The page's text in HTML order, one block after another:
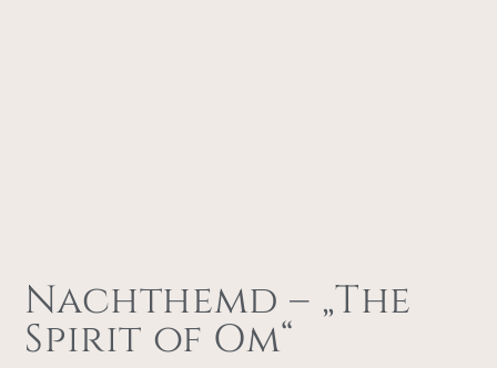
Nachthemd – „The
Spirit of Om“